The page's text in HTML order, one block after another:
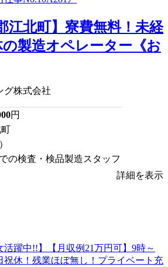
江北町】寮費無料！未経
製造オペレーター《お
グ株式会社
円
の検査・検品製造スタッフ
詳細を表示